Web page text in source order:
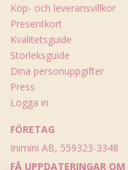
Köp- och leveransvillkor
Presentkort
Kvalitetsguide
Storleksguide
Dina personuppgifter
Press
Logga in
FÖRETAG
Inimini AB, 559323-3348
FÅ UPPDATERINGAR OM